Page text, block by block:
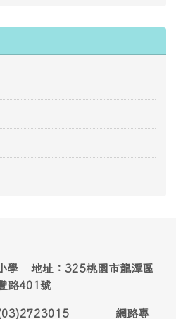
學 地址：325桃園市龍潭區
路401號
(03)2723015 網路專